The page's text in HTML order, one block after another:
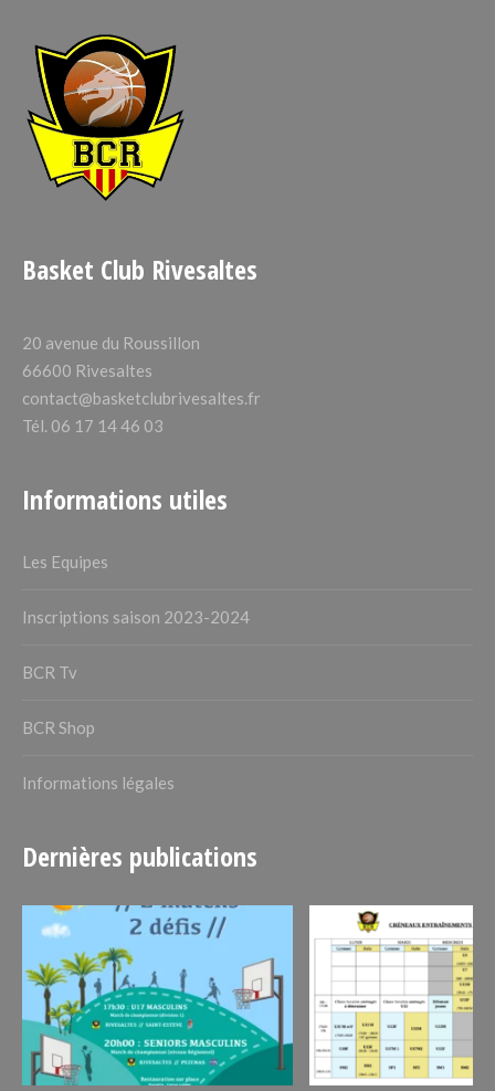
Basket Club Rivesaltes
20 avenue du Roussillon
66600 Rivesaltes
contact@basketclubrivesaltes.fr
Tél. 06 17 14 46 03
Informations utiles
Les Equipes
Inscriptions saison 2023-2024
BCR Tv
BCR Shop
Informations légales
Dernières publications